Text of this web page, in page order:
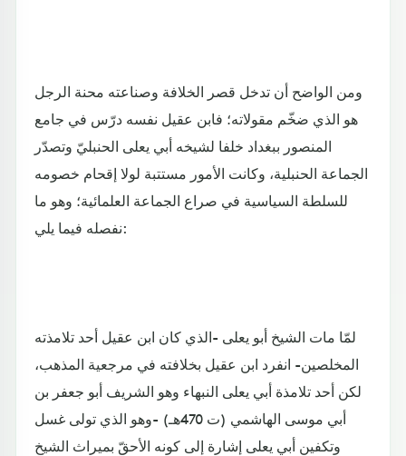
ومن الواضح أن تدخل قصر الخلافة وصناعته محنة الرجل
هو الذي ضخّم مقولاته؛ فابن عقيل نفسه درّس في جامع
المنصور ببغداد خلفا لشيخه أبي يعلى الحنبليّ وتصدّر
الجماعة الحنبلية، وكانت الأمور مستتبة لولا إقحام خصومه
للسلطة السياسية في صراع الجماعة العلمائية؛ وهو ما
نفصله فيما يلي:
لمّا مات الشيخ أبو يعلى -الذي كان ابن عقيل أحد تلامذته
المخلصين- انفرد ابن عقيل بخلافته في مرجعية المذهب،
لكن أحد تلامذة أبي يعلى النبهاء وهو الشريف أبو جعفر بن
أبي موسى الهاشمي (ت 470هـ) -وهو الذي تولى غسل
وتكفين أبي يعلى إشارة إلى كونه الأحقّ بميراث الشيخ